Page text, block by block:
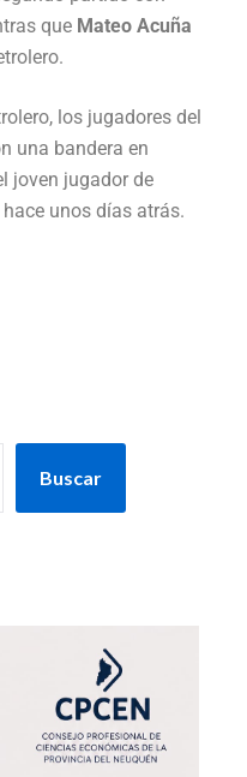
que Mateo Acuña
los jugadores del
una bandera en
joven jugador de
unos días atrás.
Buscar